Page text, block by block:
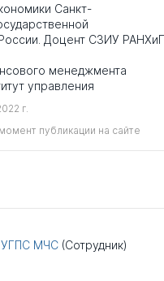
Санкт-
Доцент СЗИУ
менеджмента
управления
г.
публикации на сайте
МЧС (Сотрудник)